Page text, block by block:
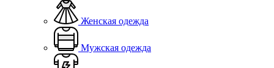
Женская одежда
Мужская одежда